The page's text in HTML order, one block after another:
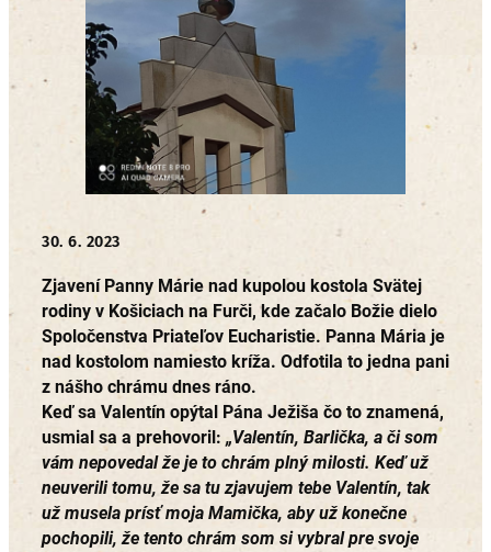
30. 6. 2023
Zjavení Panny Márie nad kupolou kostola Svätej
rodiny v Košiciach na Furči, kde začalo Božie dielo
Spoločenstva Priateľov Eucharistie. Panna Mária je
nad kostolom namiesto kríža. Odfotila to jedna pani
z nášho chrámu dnes ráno.
Keď sa Valentín opýtal Pána Ježiša čo to znamená,
usmial sa a prehovoril: „Valentín, Barlička, a či som
vám nepovedal že je to chrám plný milosti. Keď už
neuverili tomu, že sa tu zjavujem tebe Valentín, tak
už musela prísť moja Mamička, aby už konečne
pochopili, že tento chrám som si vybral pre svoje